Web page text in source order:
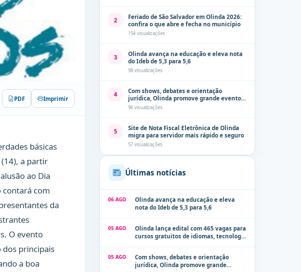
PDF Imprimir
básicas
a partir
ao Dia
contará com
da
O evento
dos principais
a boa
2
Feriado de São Salvador em Olinda 2026:
confira o que abre e fecha no município
154 visualizações
3
Olinda avança na educação e eleva nota
do Ideb de 5,3 para 5,6
98 visualizações
4
Com shows, debates e orientação
jurídica, Olinda promove grande evento
de combate à violência contra a mulher
neste sábado (8)
96 visualizações
5
Site de Nota Fiscal Eletrônica de Olinda
migra para servidor mais rápido e seguro
57 visualizações
Últimas notícias
06 AGO
Olinda avança na educação e eleva
nota do Ideb de 5,3 para 5,6
05 AGO
Olinda lança edital com 465 vagas para
cursos gratuitos de idiomas, tecnologia
05 AGO
Com shows, debates e orientação
jurídica, Olinda promove grande